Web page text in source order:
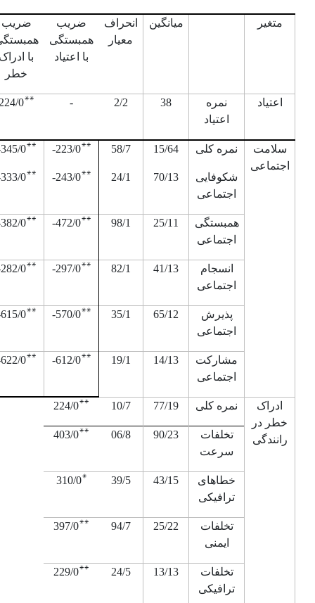
متغیر میانگین
انحراف
معیار
ضریب
همبستگی
با اعتیاد
ضریب
با
خطر
اعتیاد
نمره
اعتیاد
38
2/2
-
**
0
سلامت
اجتماعی
نمره کلی 15/64
58/7
**
223/0
-
**
345/0
شکوفایی
اجتماعی
70/13
24/1
**
243/0
-
**
333/0
همبستگی
اجتماعی
25/11
98/1
**
472/0
-
**
382/0
انسجام
اجتماعی
41/13
82/1
**
297/0
-
**
282/0
پذیرش
اجتماعی
65/12
35/1
**
570/0
-
**
615/0
مشارکت
اجتماعی
14/13
19/1
**
612/0
-
**
622/0
ادراک
خطر در
رانندگی
نمره کلی 77/19
10/7
**
224/0
تخلفات
سرعت
90/23
06/8
**
403/0
خطاهای
ترافیکی
43/15
39/5
*
310/0
تخلفات
ایمنی
25/22
94/7
**
397/0
تخلفات
ترافیکی
13/13
24/5
**
229/0